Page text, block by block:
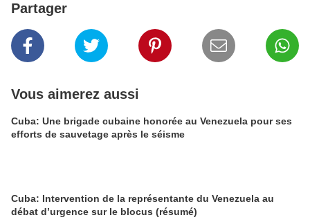
Partager
Vous aimerez aussi
Cuba: Une brigade cubaine honorée au Venezuela pour ses
efforts de sauvetage après le séisme
Cuba: Intervention de la représentante du Venezuela au
débat d’urgence sur le blocus (résumé)